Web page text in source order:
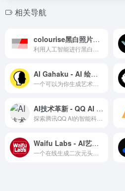
相关导航
colourise黑白照片人工智能上色 - 免费在线上色服务
AI Gahaku - AI 绘画工具
AI技术革新 - QQ AI 探索智能新纪元
Waifu Labs - AI艺术创作与角色生成